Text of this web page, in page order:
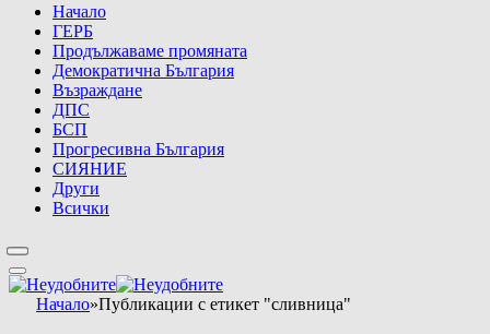
Начало
ГЕРБ
Продължаваме промяната
Демократична България
Възраждане
ДПС
БСП
Прогресивна България
СИЯНИЕ
Други
Всички
Начало»Публикации с етикет "сливница"